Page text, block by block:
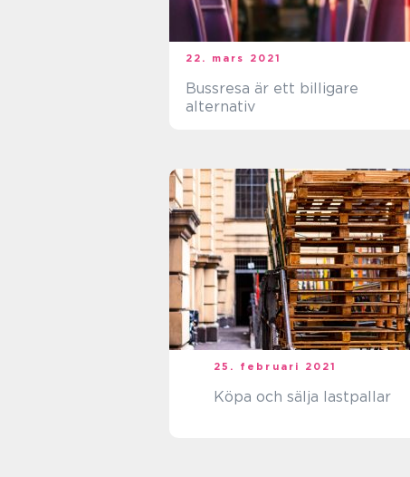
22. mars 2021
Bussresa är ett billigare
alternativ
25. februari 2021
Köpa och sälja lastpallar